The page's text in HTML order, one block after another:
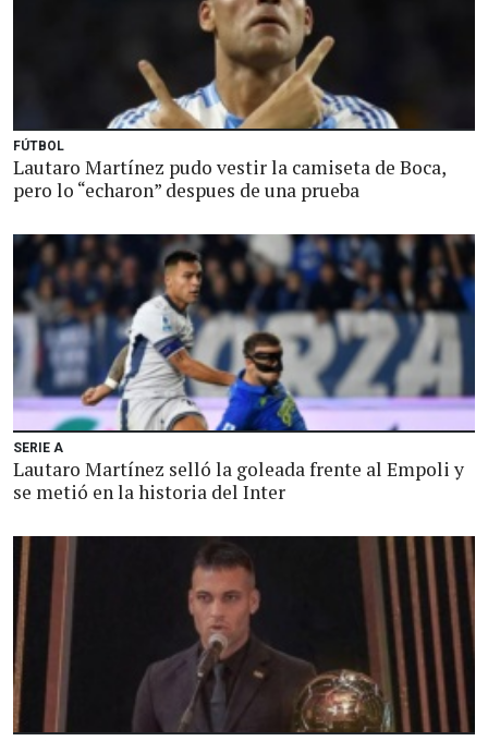
FÚTBOL
Lautaro Martínez pudo vestir la camiseta de Boca,
pero lo “echaron” despues de una prueba
SERIE A
Lautaro Martínez selló la goleada frente al Empoli y
se metió en la historia del Inter